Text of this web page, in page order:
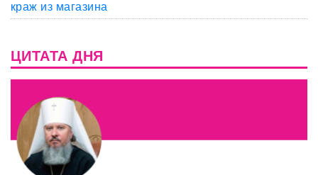
краж из магазина
ЦИТАТА ДНЯ